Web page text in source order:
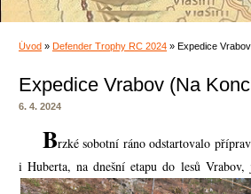
Úvod » Defender Trophy RC 2024 » Expedice
Expedice Vrabov (Na
6. 4. 2024
Brzké sobotní ráno odstartovalo
i Huberta, na dnešní etapu do lesů Vrabov,